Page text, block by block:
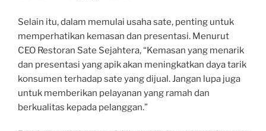
Selain itu, dalam memulai usaha sate, penting untuk
memperhatikan kemasan dan presentasi. Menurut
CEO Restoran Sate Sejahtera, “Kemasan yang menarik
dan presentasi yang apik akan meningkatkan daya tarik
konsumen terhadap sate yang dijual. Jangan lupa juga
untuk memberikan pelayanan yang ramah dan
berkualitas kepada pelanggan.”